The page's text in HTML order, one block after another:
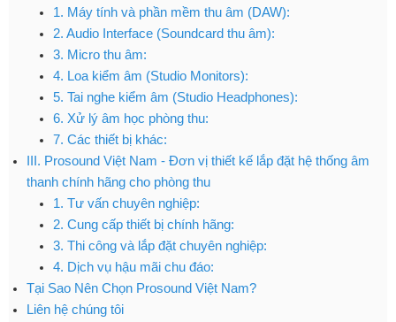
1. Máy tính và phần mềm thu âm (DAW):
2. Audio Interface (Soundcard thu âm):
3. Micro thu âm:
4. Loa kiểm âm (Studio Monitors):
5. Tai nghe kiểm âm (Studio Headphones):
6. Xử lý âm học phòng thu:
7. Các thiết bị khác:
III. Prosound Việt Nam - Đơn vị thiết kế lắp đặt hệ thống âm
thanh chính hãng cho phòng thu
1. Tư vấn chuyên nghiệp:
2. Cung cấp thiết bị chính hãng:
3. Thi công và lắp đặt chuyên nghiệp:
4. Dịch vụ hậu mãi chu đáo:
Tại Sao Nên Chọn Prosound Việt Nam?
Liên hệ chúng tôi